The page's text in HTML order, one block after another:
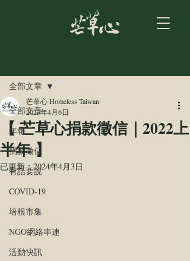
全部文章
年報
捐款徵信
有話要說
COVID-19
培根市集
NGO網絡串連
活動快訊
全部文章
【 芒草心捐款徵信｜2022上
半年 】
芒草心 Homeless Taiwan
2023年4月6日
已更新：2024年4月3日